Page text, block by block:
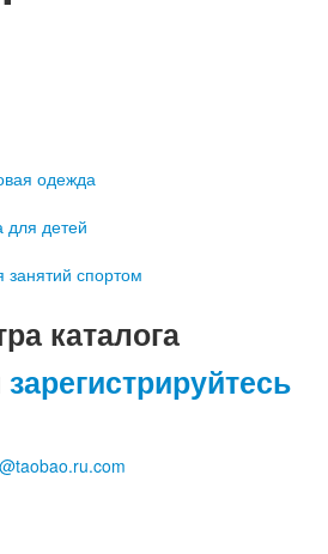
одежда
для детей
занятий спортом
каталога
зарегистрируйтесь